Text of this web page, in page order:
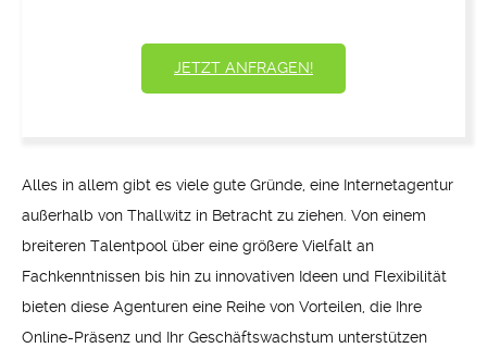
JETZT ANFRAGEN!
Alles in allem gibt es viele gute Gründe, eine Internetagentur
außerhalb von Thallwitz in Betracht zu ziehen. Von einem
breiteren Talentpool über eine größere Vielfalt an
Fachkenntnissen bis hin zu innovativen Ideen und Flexibilität
bieten diese Agenturen eine Reihe von Vorteilen, die Ihre
Online-Präsenz und Ihr Geschäftswachstum unterstützen